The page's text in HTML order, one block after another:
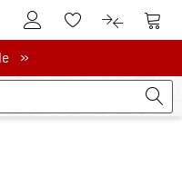
A la cuenta de cliente
A la lista de
A la A la
»